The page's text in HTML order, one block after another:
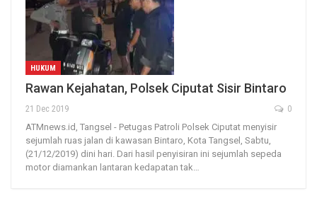
HUKUM
Rawan Kejahatan, Polsek Ciputat Sisir Bintaro
21 Dec 2019 0
ATMnews.id, Tangsel - Petugas Patroli Polsek Ciputat menyisir
sejumlah ruas jalan di kawasan Bintaro, Kota Tangsel, Sabtu,
(21/12/2019) dini hari. Dari hasil penyisiran ini sejumlah sepeda
motor diamankan lantaran kedapatan tak…